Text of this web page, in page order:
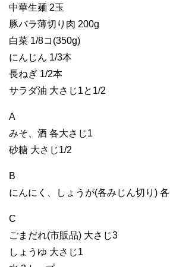
中華生麺 2玉
豚バラ薄切り肉 200g
白菜 1/8コ(350g)
にんじん 1/3本
長ねぎ 1/2本
サラダ油 大さじ1と1/2
A
みそ、酒 各大さじ1
砂糖 大さじ1/2
B
にんにく、しょうが(各みじん切り)
C
ごまだれ(市販品) 大さじ3
しょうゆ 大さじ1